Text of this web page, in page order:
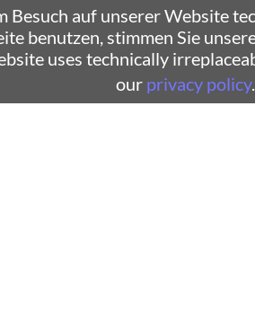
Besuch auf unserer Website
benutzen, stimmen Sie
uses technically
our privacy policy.